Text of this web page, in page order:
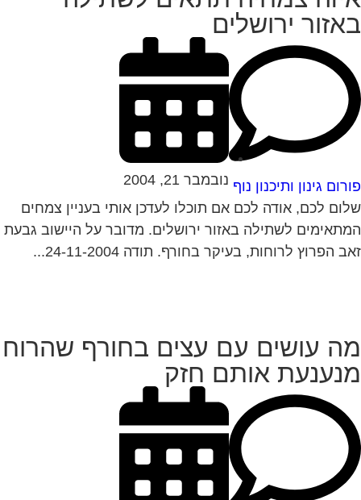
ירושלים
גינון ותיכנון נוף נובמבר 21, 2004
לכם, אודה לכם אם תוכלו לעדכן אותי בעניין צמחים
לשתילה באזור ירושלים. מדובר על היישוב גבעת
הפרוץ לרוחות, בעיקר בחורף. תודה 24-11-2004...
עושים עם עצים בחורף שהרוח
אותם חזק